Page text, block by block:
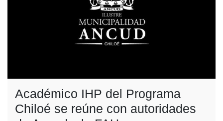
Académico IHP del Programa
Chiloé se reúne con autoridades